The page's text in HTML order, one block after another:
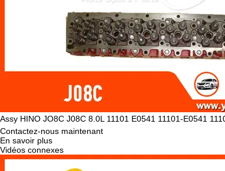
Assy HINO JO8C J08C 8.0L 11101 E0541 11101-E0541
Contactez-nous maintenant
En savoir plus
Vidéos connexes